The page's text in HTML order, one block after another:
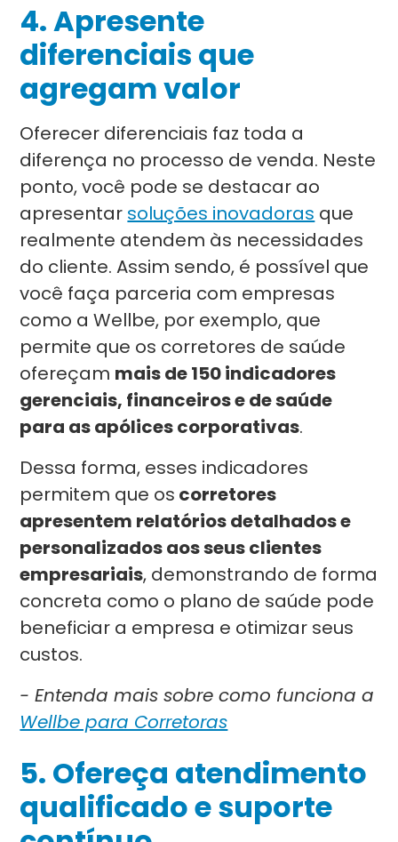
4. Apresente
diferenciais que
agregam valor
Oferecer diferenciais faz toda a
diferença no processo de venda. Neste
ponto, você pode se destacar ao
apresentar soluções inovadoras que
realmente atendem às necessidades
do cliente. Assim sendo, é possível que
você faça parceria com empresas
como a Wellbe, por exemplo, que
permite que os corretores de saúde
ofereçam mais de 150 indicadores
gerenciais, financeiros e de saúde
para as apólices corporativas.
Dessa forma, esses indicadores
permitem que os corretores
apresentem relatórios detalhados e
personalizados aos seus clientes
empresariais, demonstrando de forma
concreta como o plano de saúde pode
beneficiar a empresa e otimizar seus
custos.
- Entenda mais sobre como funciona a
Wellbe para Corretoras
5. Ofereça atendimento
qualificado e suporte